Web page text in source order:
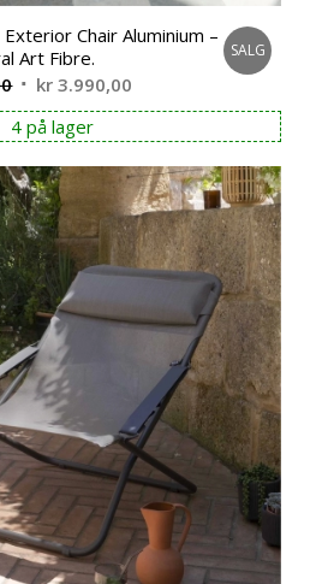
Chair Aluminium –
Art Fibre.
Opprinnelig
pris
var:
kr 4.990,00.
kr 3.990,00
pris
er:
kr 3.990,00.
SALG
4 på lager